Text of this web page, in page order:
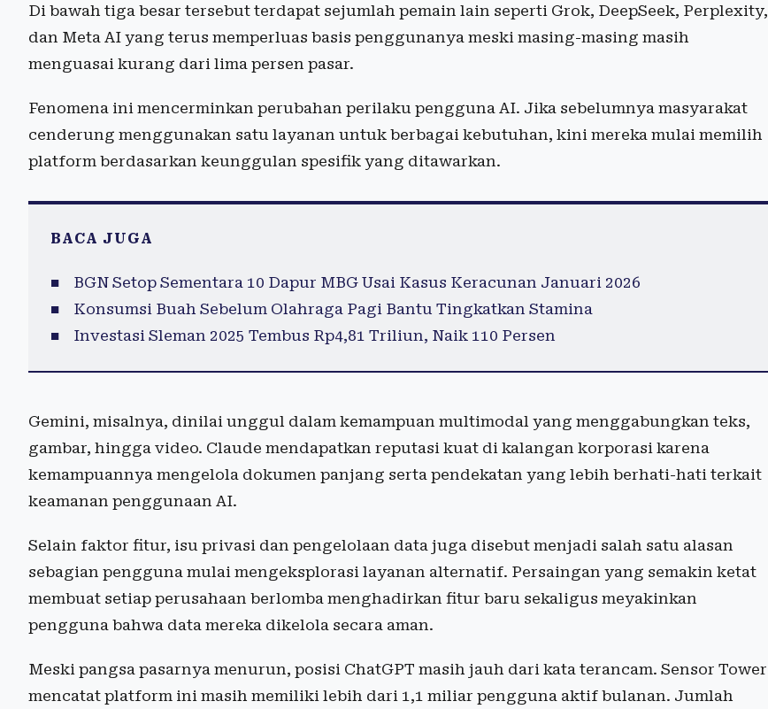
Di bawah tiga besar tersebut terdapat sejumlah pemain lain seperti Grok, DeepSeek, Perplexity,
dan Meta AI yang terus memperluas basis penggunanya meski masing-masing masih
menguasai kurang dari lima persen pasar.
Fenomena ini mencerminkan perubahan perilaku pengguna AI. Jika sebelumnya masyarakat
cenderung menggunakan satu layanan untuk berbagai kebutuhan, kini mereka mulai memilih
platform berdasarkan keunggulan spesifik yang ditawarkan.
BACA JUGA
BGN Setop Sementara 10 Dapur MBG Usai Kasus Keracunan Januari 2026
Konsumsi Buah Sebelum Olahraga Pagi Bantu Tingkatkan Stamina
Investasi Sleman 2025 Tembus Rp4,81 Triliun, Naik 110 Persen
Gemini, misalnya, dinilai unggul dalam kemampuan multimodal yang menggabungkan teks,
gambar, hingga video. Claude mendapatkan reputasi kuat di kalangan korporasi karena
kemampuannya mengelola dokumen panjang serta pendekatan yang lebih berhati-hati terkait
keamanan penggunaan AI.
Selain faktor fitur, isu privasi dan pengelolaan data juga disebut menjadi salah satu alasan
sebagian pengguna mulai mengeksplorasi layanan alternatif. Persaingan yang semakin ketat
membuat setiap perusahaan berlomba menghadirkan fitur baru sekaligus meyakinkan
pengguna bahwa data mereka dikelola secara aman.
Meski pangsa pasarnya menurun, posisi ChatGPT masih jauh dari kata terancam. Sensor Tower
mencatat platform ini masih memiliki lebih dari 1,1 miliar pengguna aktif bulanan. Jumlah